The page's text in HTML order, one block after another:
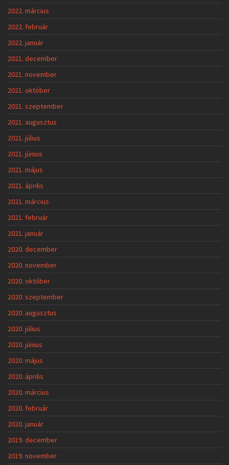
2022. március
2022. február
2022. január
2021. december
2021. november
2021. október
2021. szeptember
2021. augusztus
2021. július
2021. június
2021. május
2021. április
2021. március
2021. február
2021. január
2020. december
2020. november
2020. október
2020. szeptember
2020. augusztus
2020. július
2020. június
2020. május
2020. április
2020. március
2020. február
2020. január
2019. december
2019. november